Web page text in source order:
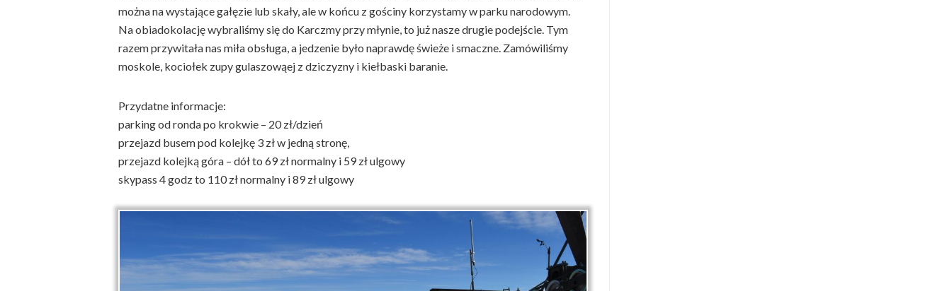
można na wystające gałęzie lub skały, ale w końcu z gościny korzystamy w parku narodowym.
Na obiadokolację wybraliśmy się do Karczmy przy młynie, to już nasze drugie podejście. Tym
razem przywitała nas miła obsługa, a jedzenie było naprawdę świeże i smaczne. Zamówiliśmy
moskole, kociołek zupy gulaszowąej z dziczyzny i kiełbaski baranie.
Przydatne informacje:
parking od ronda po krokwie – 20 zł/dzień
przejazd busem pod kolejkę 3 zł w jedną stronę,
przejazd kolejką góra – dół to 69 zł normalny i 59 zł ulgowy
skypass 4 godz to 110 zł normalny i 89 zł ulgowy